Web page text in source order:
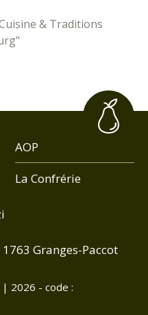
& Traditions
AOP
La Confrérie
Granges-Paccot
| 2026 - code :